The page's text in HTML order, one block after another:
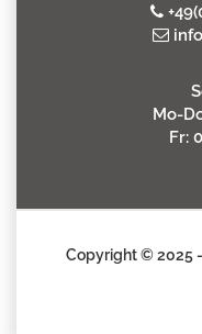
Mo-
Fr:
Copyright © 2025 -